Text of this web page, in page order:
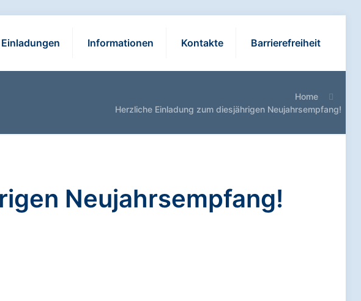
Einladungen Informationen Kontakte Barrierefreiheit
Home
Herzliche Einladung zum diesjährigen Neujahrsempfang!
Neujahrsempfang!